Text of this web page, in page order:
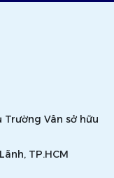
Trường Vân sở hữu
TP.HCM